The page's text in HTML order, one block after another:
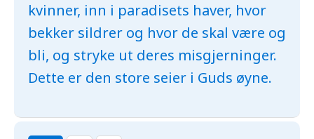
kvinner, inn i paradisets haver, hvor
bekker sildrer og hvor de skal være og
bli, og stryke ut deres misgjerninger.
Dette er den store seier i Guds øyne.